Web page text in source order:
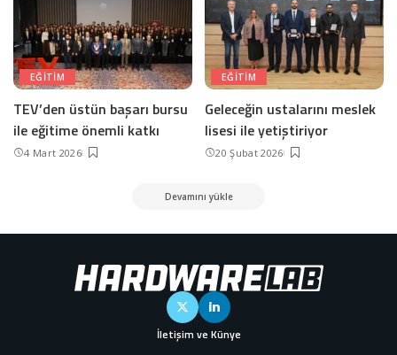
EĞITIM
TEV’den üstün başarı bursu
ile eğitime önemli katkı
4 Mart 2026
EĞITIM
Geleceğin ustalarını meslek
lisesi ile yetiştiriyor
20 Şubat 2026
Devamını yükle
İletişim ve Künye